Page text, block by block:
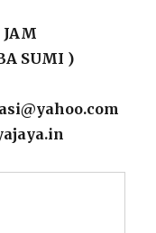
JAM
SUMI )